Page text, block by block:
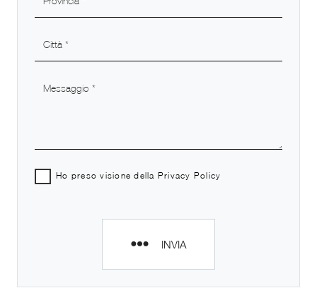
Ho preso visione della Privacy Policy
INVIA